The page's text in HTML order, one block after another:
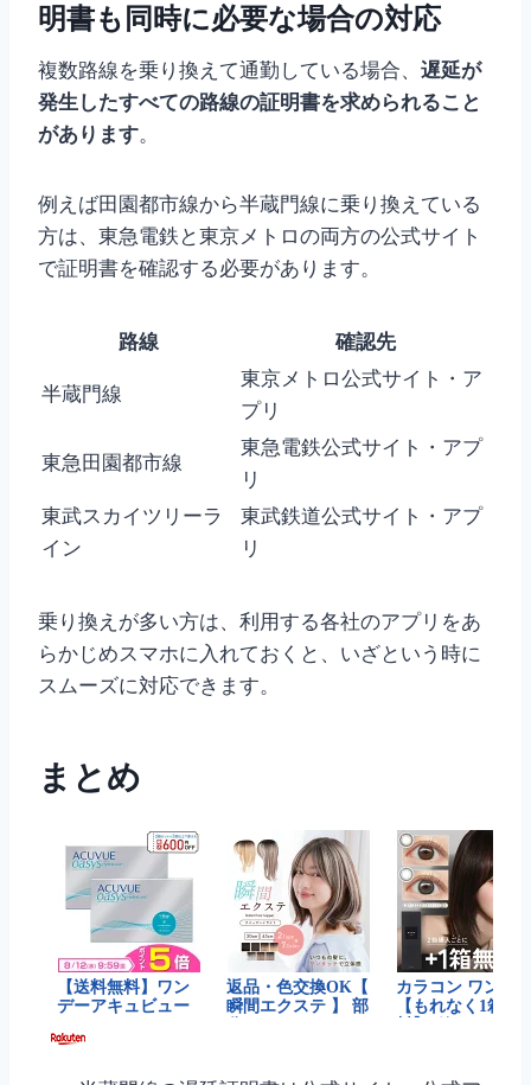
明書も同時に必要な場合の対応
複数路線を乗り換えて通勤している場合、 遅延が
発生したすべての路線の証明書を求められること
があります。
例えば田園都市線から半蔵門線に乗り換えている
方は、東急電鉄と東京メトロの両方の公式サイト
で証明書を確認する必要があります。
路線 確認先
半蔵門線
東京メトロ公式サイト・ア
プリ
東急田園都市線
東急電鉄公式サイト・アプ
リ
東武スカイツリーラ
イン
東武鉄道公式サイト・アプ
リ
乗り換えが多い方は、利用する各社のアプリをあ
らかじめスマホに入れておくと、いざという時に
スムーズに対応できます。
まとめ